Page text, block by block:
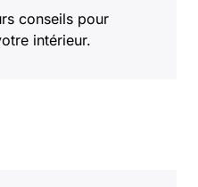
conseils pour
intérieur.